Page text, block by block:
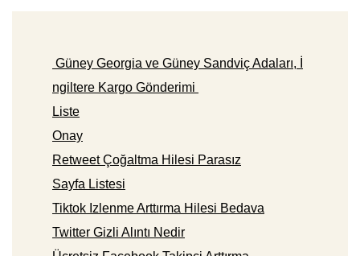
Güney Georgia ve Güney Sandviç Adaları, İ
ngiltere Kargo Gönderimi
Liste
Onay
Retweet Çoğaltma Hilesi Parasız
Sayfa Listesi
Tiktok Izlenme Arttırma Hilesi Bedava
Twitter Gizli Alıntı Nedir